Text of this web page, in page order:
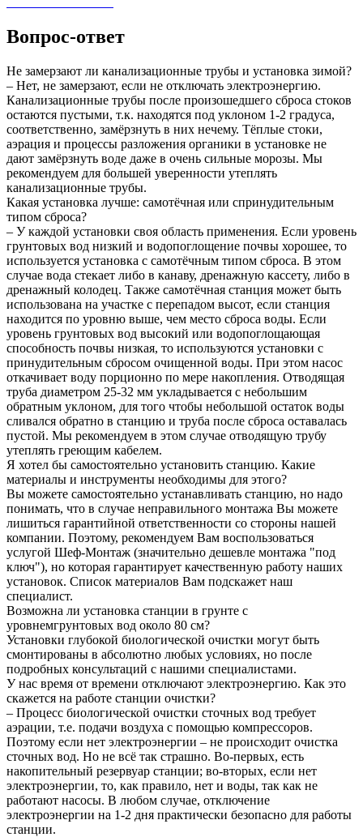
Вопрос-ответ
Не замерзают ли канализационные трубы и установка зимой?
– Нет, не замерзают, если не отключать электроэнергию.
Канализационные трубы после произошедшего сброса стоков
остаются пустыми, т.к. находятся под уклоном 1-2 градуса,
соответственно, замёрзнуть в них нечему. Тёплые стоки,
аэрация и процессы разложения органики в установке не
дают замёрзнуть воде даже в очень сильные морозы. Мы
рекомендуем для большей уверенности утеплять
канализационные трубы.
Какая установка лучше: самотёчная или спринудительным
типом сброса?
– У каждой установки своя область применения. Если уровень
грунтовых вод низкий и водопоглощение почвы хорошее, то
используется установка с самотёчным типом сброса. В этом
случае вода стекает либо в канаву, дренажную кассету, либо в
дренажный колодец. Также самотёчная станция может быть
использована на участке с перепадом высот, если станция
находится по уровню выше, чем место сброса воды. Если
уровень грунтовых вод высокий или водопоглощающая
способность почвы низкая, то используются установки с
принудительным сбросом очищенной воды. При этом насос
откачивает воду порционно по мере накопления. Отводящая
труба диаметром 25-32 мм укладывается с небольшим
обратным уклоном, для того чтобы небольшой остаток воды
сливался обратно в станцию и труба после сброса оставалась
пустой. Мы рекомендуем в этом случае отводящую трубу
утеплять греющим кабелем.
Я хотел бы самостоятельно установить станцию. Какие
материалы и инструменты необходимы для этого?
Вы можете самостоятельно устанавливать станцию, но надо
понимать, что в случае неправильного монтажа Вы можете
лишиться гарантийной ответственности со стороны нашей
компании. Поэтому, рекомендуем Вам воспользоваться
услугой Шеф-Монтаж (значительно дешевле монтажа "под
ключ"), но которая гарантирует качественную работу наших
установок. Список материалов Вам подскажет наш
специалист.
Возможна ли установка станции в грунте с
уровнемгрунтовых вод около 80 см?
Установки глубокой биологической очистки могут быть
смонтированы в абсолютно любых условиях, но после
подробных консультаций с нашими специалистами.
У нас время от времени отключают электроэнергию. Как это
скажется на работе станции очистки?
– Процесс биологической очистки сточных вод требует
аэрации, т.е. подачи воздуха с помощью компрессоров.
Поэтому если нет электроэнергии – не происходит очистка
сточных вод. Но не всё так страшно. Во-первых, есть
накопительный резервуар станции; во-вторых, если нет
электроэнергии, то, как правило, нет и воды, так как не
работают насосы. В любом случае, отключение
электроэнергии на 1-2 дня практически безопасно для работы
станции.